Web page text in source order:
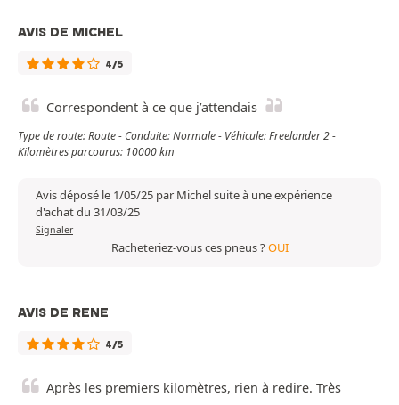
AVIS DE MICHEL
4/5
Correspondent à ce que j’attendais
Type de route: Route - Conduite: Normale - Véhicule: Freelander 2 -
Kilomètres parcourus: 10000 km
Avis déposé le 1/05/25 par Michel suite à une expérience
d'achat du 31/03/25
Signaler
Racheteriez-vous ces pneus ?OUI
AVIS DE RENE
4/5
Après les premiers kilomètres, rien à redire. Très